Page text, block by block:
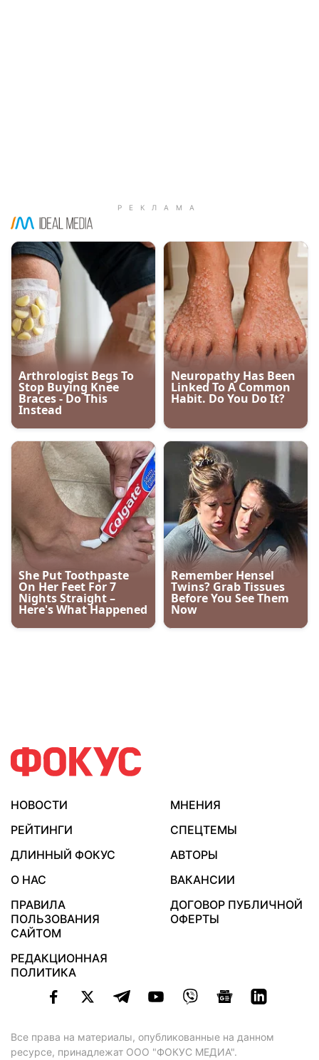
НОВОСТИ
МНЕНИЯ
РЕЙТИНГИ
СПЕЦТЕМЫ
ДЛИННЫЙ ФОКУС
АВТОРЫ
О НАС
ВАКАНСИИ
ПРАВИЛА
ПОЛЬЗОВАНИЯ
САЙТОМ
ДОГОВОР ПУБЛИЧНОЙ
ОФЕРТЫ
РЕДАКЦИОННАЯ
ПОЛИТИКА
Все права на материалы, опубликованные на данном
ресурсе, принадлежат ООО "ФОКУС МЕДИА".